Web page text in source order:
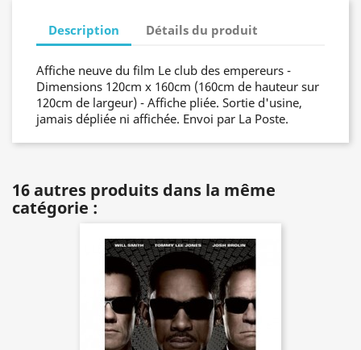
Description Détails du produit
Affiche neuve du film Le club des empereurs -
Dimensions 120cm x 160cm (160cm de hauteur sur
120cm de largeur) - Affiche pliée. Sortie d'usine,
jamais dépliée ni affichée. Envoi par La Poste.
16 autres produits dans la même
catégorie :